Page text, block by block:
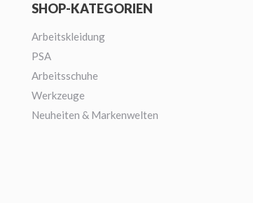
SHOP-KATEGORIEN
Arbeitskleidung
PSA
Arbeitsschuhe
Werkzeuge
Neuheiten & Markenwelten